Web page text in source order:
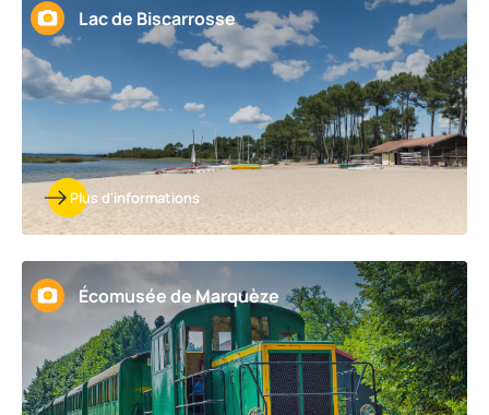
Lac de Biscarrosse
Plus d'informations
Écomusée de Marquèze